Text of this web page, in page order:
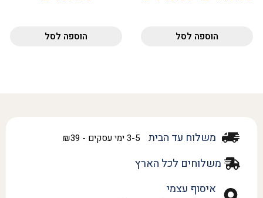
הוספה לסל הוספה לסל
משלוח עד הבית 3-5 ימי עסקים - ₪39
משלוחים לכל הארץ
איסוף עצמי